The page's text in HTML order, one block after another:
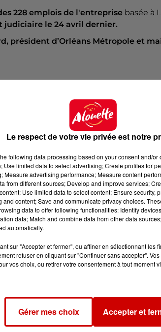
228 emplois de l'entreprise basée à
judiciaire le 24 avril dernier.
président d’Orléans Métropole et
Le respect de votre vie privée est notre
following data processing based on your consent and/or
Use limited data to select advertising; Create profiles for
Measure advertising performance; Measure content
from different sources; Develop and improve services;
Use limited data to select content; Ensure security,
content; Save and communicate privacy choices.
data to offer following functionalities: Identify
data; Match and combine data from other data
automatically.
sur "Accepter et fermer", ou affiner en sélectionnant les
refuser en cliquant sur "Continuer sans accepter".
vos choix, ou retirer votre consentement à tout moment
Gérer mes choix Accepter et